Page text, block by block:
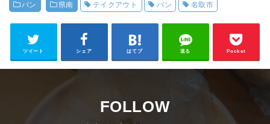
パン 県南 テイクアウト パン 名取市
ツイート シェア はてブ 送る Pocket
FOLLOW